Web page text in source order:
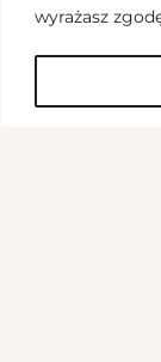
wyrażasz